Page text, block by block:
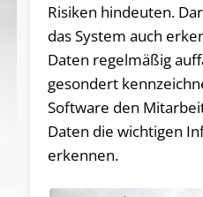
Risiken hindeuten.
das System auch
Daten regelmäßig
gesondert
Software den
Daten die wichtigen
erkennen.